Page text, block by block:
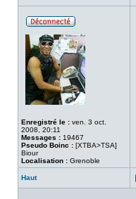
ligne
Enregistré le : ven. 3 oct.
2008, 20:11
Messages : 19467
Pseudo Boinc : [XTBA>TSA]
Biour
Localisation : Grenoble
Haut